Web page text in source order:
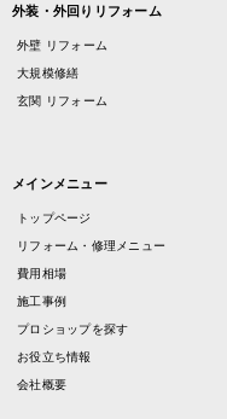
外装・外回りリフォーム
外壁 リフォーム
大規模修繕
玄関 リフォーム
メインメニュー
トップページ
リフォーム・修理メニュー
費用相場
施工事例
プロショップを探す
お役立ち情報
会社概要